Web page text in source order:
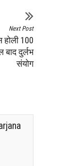
Next Post
होली 100
बाद दुर्लभ
संयोग